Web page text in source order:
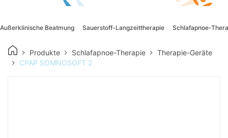
Außerklinische Beatmung Sauerstoff-Langzeittherapie Schlafapnoe-
Produkte Schlafapnoe-Therapie
Therapie-Geräte
CPAP SOMNOSOFT 2